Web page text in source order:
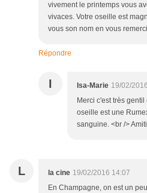
vivement le printemps vous
vivaces. Votre oseille est
vous son nom en vous
Répondre
I Isa-Marie 19/02/
Merci c'est très
oseille est une
sanguine. <br />
L la cine 19/02/2016 14:07
En Champagne, on est un